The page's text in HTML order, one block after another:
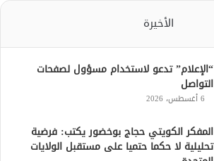
الأخيرة
“الإعلام” تدعو لاستخدام مسؤول لصفحات
التواصل
6 أغسطس، 2026
المفكر الكويتي حجاج بوخضور يكتب: فرضية
تحليلية لا حكما حتميا على مستقبل الولايات